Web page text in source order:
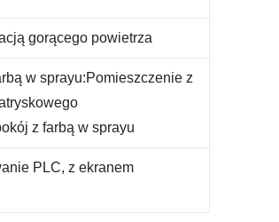
gorącego powietrza
w sprayu:Pomieszczenie z
z farbą w sprayu
PLC, z ekranem